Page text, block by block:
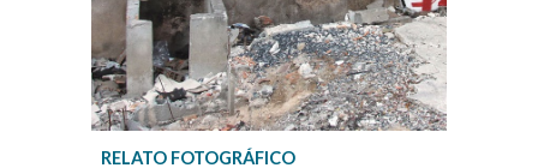
RELATO FOTOGRÁFICO